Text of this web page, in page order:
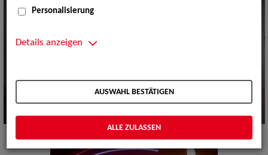
Personalisierung
Details anzeigen
AUSWAHL BESTÄTIGEN
ALLE ZULASSEN